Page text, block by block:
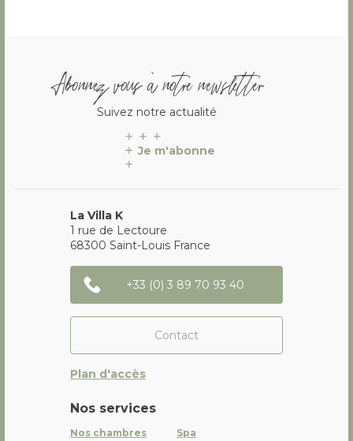
Abonnez vous à notre newsletter
Suivez notre actualité
Je m'abonne
La Villa K
1 rue de Lectoure
68300 Saint-Louis France
+33 (0) 3 89 70 93 40
Contact
Plan d'accès
Nos services
Nos chambres
Spa